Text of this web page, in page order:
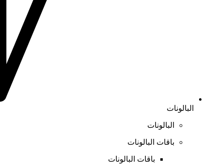
البالونات
البالونات
باقات البالونات
باقات البالونات